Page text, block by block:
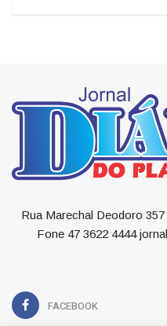
Rua Marechal Deodoro
Fone 47 3622 4444
FACEBOOK